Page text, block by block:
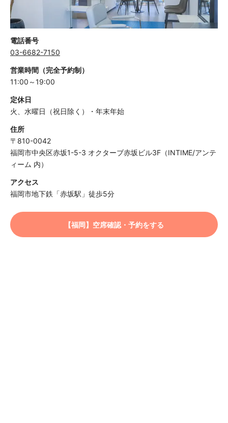
電話番号
03-6682-7150
営業時間（完全予約制）
11:00～19:00
定休日
火、水曜日（祝日除く）・年末年始
住所
〒810-0042
福岡市中央区赤坂1-5-3 オクターブ赤坂ビル3F（INTIME/アンテ
ィーム 内）
アクセス
福岡市地下鉄「赤坂駅」徒歩5分
【福岡】空席確認・予約をする